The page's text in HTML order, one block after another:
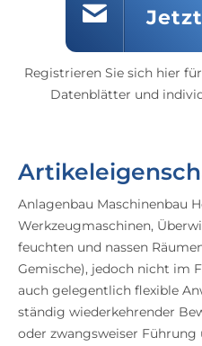
Registrieren Sie sich hier
Datenblätter und
Anlagenbau Maschinenbau
Werkzeugmaschinen,
feuchten und nassen
Gemische), jedoch nicht im
auch gelegentlich flexible
ständig wiederkehrender
oder zwangsweiser